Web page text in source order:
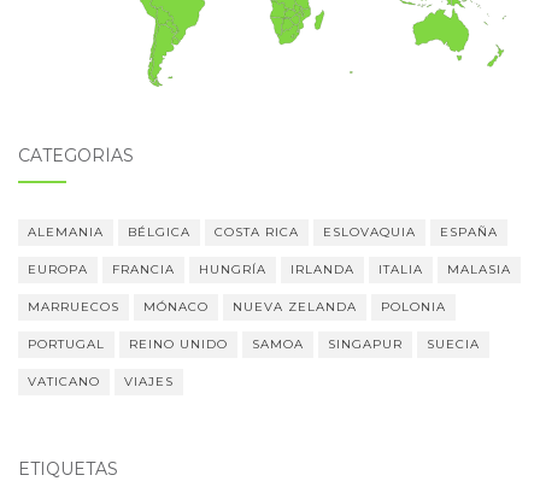
CATEGORÍAS
ALEMANIA BÉLGICA COSTA RICA ESLOVAQUIA ESPAÑA
EUROPA FRANCIA HUNGRÍA IRLANDA ITALIA MALASIA
MARRUECOS MÓNACO NUEVA ZELANDA POLONIA
PORTUGAL REINO UNIDO SAMOA SINGAPUR SUECIA
VATICANO VIAJES
ETIQUETAS